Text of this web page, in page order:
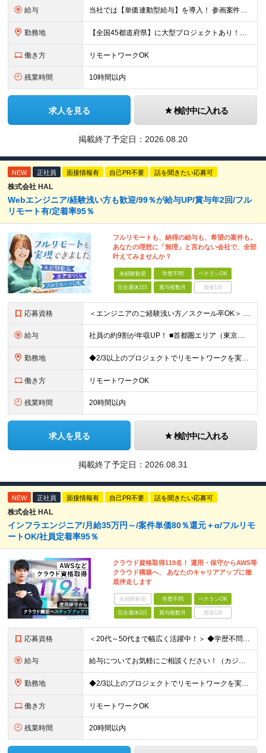
給与 当社では【単価連動型給与】を導入！ 参画案件の契約単価に連動して給与が決定。 還元率は単価の【70％～80％】と東証プライム上場グループとして高水準です！（社会保険料・教育コスト含む） ■関東：月給
勤務地 【全国45都道府県】に大型プロジェクトあり！※ 四国・沖縄を除く 主要勤務地： 北海道/宮城県/栃木県/埼玉県/千葉県/東京都/神奈川県/愛知県/大阪府/京都府/兵庫県/広島県/福岡県/熊本県 ※勤
働き方 リモートワークOK
残業時間 10時間以内
求人を見る 検討中に入れる
掲載終了予定日： 2026.08.20
NEW 正社員 面接情報有 自己PR不要 話を聞きたい応募可
株式会社 HAL
Webエンジニア/経験浅い方も歓迎/99％が給与UP/賞与年2回/フル
リモート有/定着率95％
フルリモートも、納得の給与も、希望の案件も。
あなたの理想に「無理」と言わない会社で、全部
叶えてみませんか？
未経験歓迎 学歴不問 ベテランOK
完全週休2日 賞与複数月 面接1回
応募資格 ＜エンジニアのご経験浅い方／スクール卒OK＞ ◆学歴不問 ◆未経験OK ＜こんな方は大歓迎！＞ ◎今の収入に不満がある方 ◎新しい言語・スキルに挑戦したい方 ◎腰を据えて活躍したい方 ◎頑張りを評価
給与 社員の約9割が年収UP！ ■首都圏エリア（東京、神奈川、千葉、埼玉勤務） 月給25万円～26万円（固定残業代含む） ※固定残業代は、時間外労働の有無に関わらず17時間分を30,000円～31,200
勤務地 ◆2/3以上のプロジェクトでリモートワークを実施中！ ≪自社拠点≫ ・東京本社／東京都千代田区丸の内二丁目6番1号 丸の内パークビルディング6階 ・関西支社／⼤阪府⼤阪市中央区安⼟町2-3-13 ⼤
働き方 リモートワークOK
残業時間 20時間以内
求人を見る 検討中に入れる
掲載終了予定日： 2026.08.31
NEW 正社員 面接情報有 自己PR不要 話を聞きたい応募可
株式会社 HAL
インフラエンジニア/月給35万円～/案件単価80％還元＋α/フルリモ
ートOK/社員定着率95％
クラウド資格取得119名！ 運用・保守からAWS等
クラウド構築へ、 あなたのキャリアアップに徹
底伴走します
未経験歓迎 学歴不問 ベテランOK
完全週休2日 賞与複数月 面接1回
応募資格 ＜20代～50代まで幅広く活躍中！＞ ◆学歴不問 ◆何らかのインフラ関連の実務経験 ★経験年数不問/運用監視レベルも歓迎 ＜こんな方は大歓迎！＞ ◎今の収入に不満がある ◎もっと上流の案件で活躍した
給与 給与についてお気軽にご相談ください！（カジュアル面談可能） 月給35万円～＋各種手当＋賞与2回 ※固定残業代は、時間外労働の有無に関わらず40時間分を87,500円～支給 ※超過分は別途支給 ※試用
勤務地 ◆2/3以上のプロジェクトでリモートワークを実施中！ ≪自社拠点≫ ・東京本社／東京都千代田区丸の内二丁目6番1号 丸の内パークビルディング6階 ・関西支社／⼤阪府⼤阪市中央区安⼟町2-3-13 ⼤
働き方 リモートワークOK
残業時間 20時間以内